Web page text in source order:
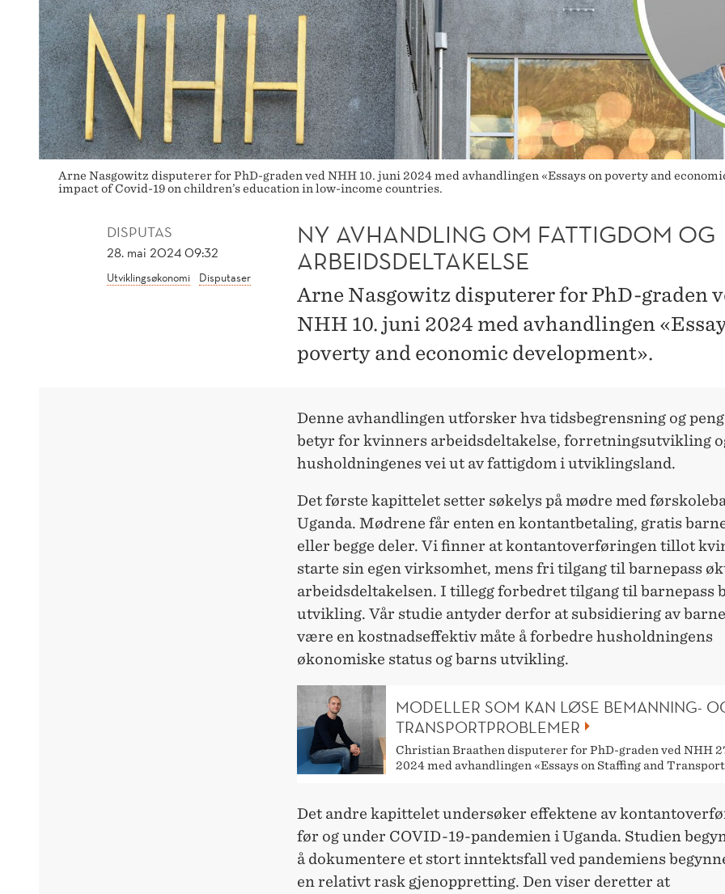
Arne Nasgowitz disputerer for PhD-graden ved NHH 10. juni 2024 med avhandlingen «Essays on poverty and
impact of Covid-19 on children’s education in low-income countries.
DISPUTAS
28. mai 2024 09:32
Utviklingsøkonomi Disputaser
NY AVHANDLING OM FATTIGDOM OG
ARBEIDSDELTAKELSE
Arne Nasgowitz disputerer for PhD-graden
NHH 10. juni 2024 med avhandlingen
poverty and economic development».
Denne avhandlingen utforsker hva tidsbegrensning og
betyr for kvinners arbeidsdeltakelse, forretningsutvikling
husholdningenes vei ut av fattigdom i utviklingsland.
Det første kapittelet setter søkelys på mødre med
Uganda. Mødrene får enten en kontantbetaling, gratis
eller begge deler. Vi finner at kontantoverføringen tillot
starte sin egen virksomhet, mens fri tilgang til barnepass
arbeidsdeltakelsen. I tillegg forbedret tilgang til barnepass
utvikling. Vår studie antyder derfor at subsidiering av
være en kostnadseffektiv måte å forbedre husholdningens
økonomiske status og barns utvikling.
MODELLER SOM KAN LØSE BEMANNING-
TRANSPORTPROBLEMER
Christian Braathen disputerer for PhD-graden ved NHH
2024 med avhandlingen «Essays on Staffing and
Det andre kapittelet undersøker effektene av
før og under COVID-19-pandemien i Uganda. Studien
å dokumentere et stort inntektsfall ved pandemiens
en relativt rask gjenoppretting. Den viser deretter at